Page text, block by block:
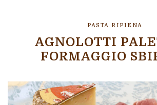
PASTA RIPIENA
AGNOLOTTI
FORMAGGIO